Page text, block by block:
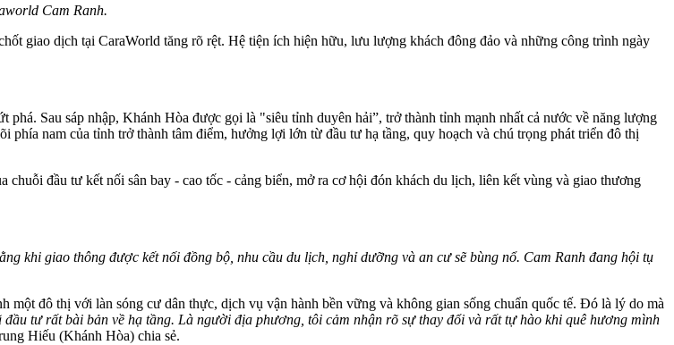
Cam Ranh.
giao dịch tại CaraWorld tăng rõ rệt. Hệ tiện ích hiện hữu, lưu lượng khách đông đảo và những công trình ngày
Sau sáp nhập, Khánh Hòa được gọi là "siêu tỉnh duyên hải”, trở thành tỉnh mạnh nhất cả nước về năng lượng
nam của tỉnh trở thành tâm điểm, hưởng lợi lớn từ đầu tư hạ tầng, quy hoạch và chú trọng phát triển đô thị
đầu tư kết nối sân bay - cao tốc - cảng biển, mở ra cơ hội đón khách du lịch, liên kết vùng và giao thương
khi giao thông được kết nối đồng bộ, nhu cầu du lịch, nghỉ dưỡng và an cư sẽ bùng nổ. Cam Ranh đang hội tụ
đô thị với làn sóng cư dân thực, dịch vụ vận hành bền vững và không gian sống chuẩn quốc tế. Đó là lý do mà
tư rất bài bản về hạ tầng. Là người địa phương, tôi cảm nhận rõ sự thay đổi và rất tự hào khi quê hương mình
Hiếu (Khánh Hòa) chia sẻ.